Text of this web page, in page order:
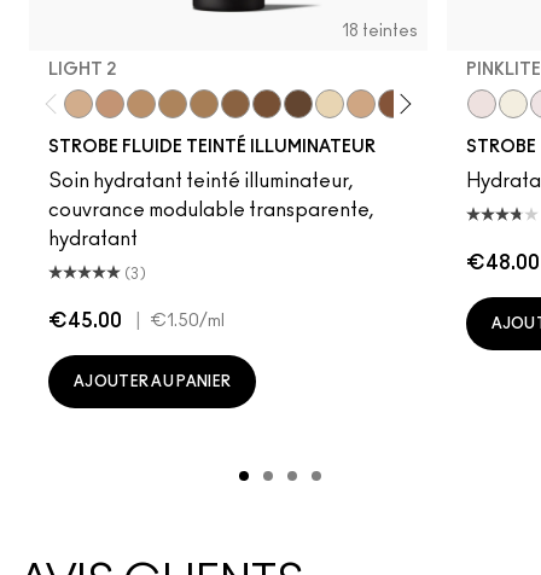
18 teintes
LIGHT 2
Medium 2
Medium 4
Deep 2
STROBE FLUIDE TEINTÉ ILLUMINATEUR
Soin hydratant teinté illuminateur,
couvrance modulable transparente,
hydratant
(3)
€45.00 €1.50/ml
AJOUTER AU PANIER
PINKLITE
STROBE
€48.00